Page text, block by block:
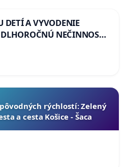
DETÍ A VYVODENIE
NEČINNOSŤ
rýchlostí: Zelený
a cesta Košice - Šaca